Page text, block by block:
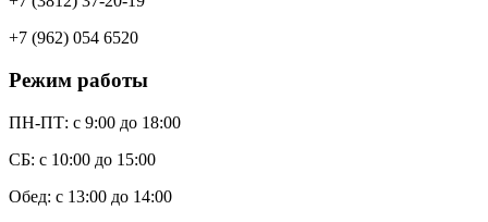
+7 (962) 054 6520
Режим работы
ПН-ПТ: c 9:00 до 18:00
СБ: с 10:00 до 15:00
Обед: с 13:00 до 14:00